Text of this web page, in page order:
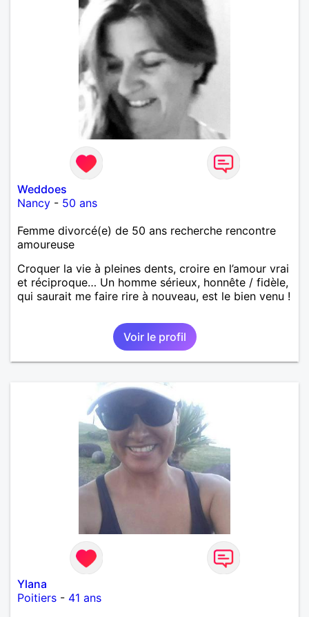
Weddoes
Nancy - 50 ans
Femme divorcé(e) de 50 ans recherche rencontre
amoureuse
Croquer la vie à pleines dents, croire en l’amour vrai
et réciproque… Un homme sérieux, honnête / fidèle,
qui saurait me faire rire à nouveau, est le bien venu !
Voir le profil
Ylana
Poitiers - 41 ans